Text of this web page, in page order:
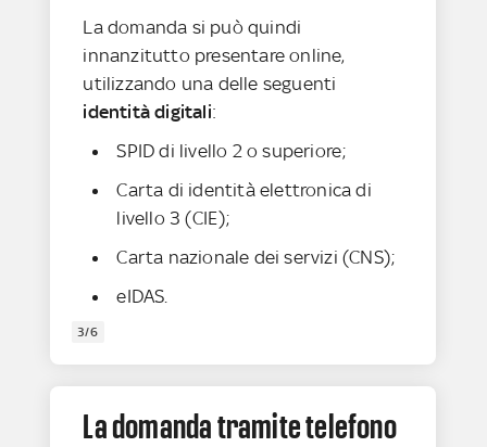
La domanda si può quindi
innanzitutto presentare online,
utilizzando una delle seguenti
identità digitali:
SPID di livello 2 o superiore;
Carta di identità elettronica di
livello 3 (CIE);
Carta nazionale dei servizi (CNS);
eIDAS.
3/6
La domanda tramite telefono